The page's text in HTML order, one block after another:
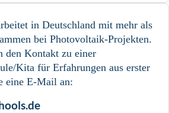
in Deutschland mit mehr als
bei Photovoltaik-Projekten.
den Kontakt zu einer
Kita für Erfahrungen aus erster
eine E-Mail an: